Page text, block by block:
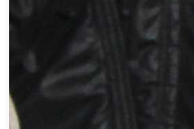
лидерские позиции. Первым
пришёл Руслан Чистяков,
Валеев, а третьим – Валерий
этом виде спорта команда
заняла втрое место с
(два первых и два вторых